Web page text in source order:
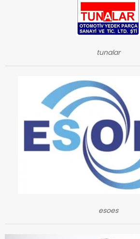
tunalar
esoes